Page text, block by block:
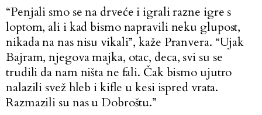
“Penjali smo se na drveće i igrali razne igre s
loptom, ali i kad bismo napravili neku glupost,
nikada na nas nisu vikali”, kaže Pranvera. “Ujak
Bajram, njegova majka, otac, deca, svi su se
trudili da nam ništa ne fali. Čak bismo ujutro
nalazili svež hleb i kifle u kesi ispred vrata.
Razmazili su nas u Dobroštu.”